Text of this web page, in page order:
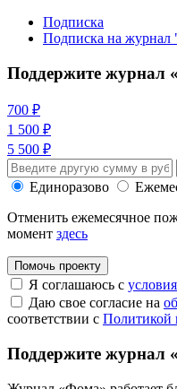
Подписка
Подписка на
Поддержите журнал
700 ₽
1 500 ₽
5 500 ₽
Единоразово
Отменить ежемесячное
момент здесь
Помочь проекту
Я соглашаюсь с
Даю свое согласие на
соответствии с Политикой
Поддержите журнал